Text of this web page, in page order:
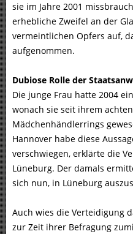
sie im Jahre 2001
erhebliche Zweifel an der
vermeintlichen Opfers auf,
aufgenommen.
Dubiose Rolle der
Die junge Frau hatte 2004
wonach sie seit ihrem
Mädchenhändlerrings
Hannover habe diese
verschwiegen, erklärte die
Lüneburg. Der damals
sich nun, in Lüneburg
Auch wies die Verteidigung
zur Zeit ihrer Befragung